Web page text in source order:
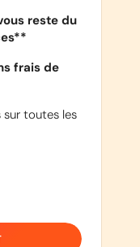
reste du
frais de
sur toutes les